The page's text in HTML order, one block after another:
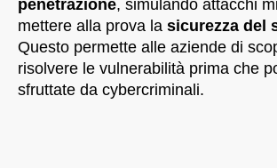
penetrazione, simulando attacchi
mettere alla prova la sicurezza del
Questo permette alle aziende di
risolvere le vulnerabilità prima che
sfruttate da cybercriminali.